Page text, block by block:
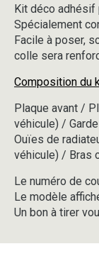
2DR5
-
YELLOW
Kit déco
Spécialement
Facile à poser,
colle sera
Composition du
Plaque avant /
véhicule) /
Ouïes de
véhicule) / Bras
Le numéro de
Le modèle
Un bon à tirer